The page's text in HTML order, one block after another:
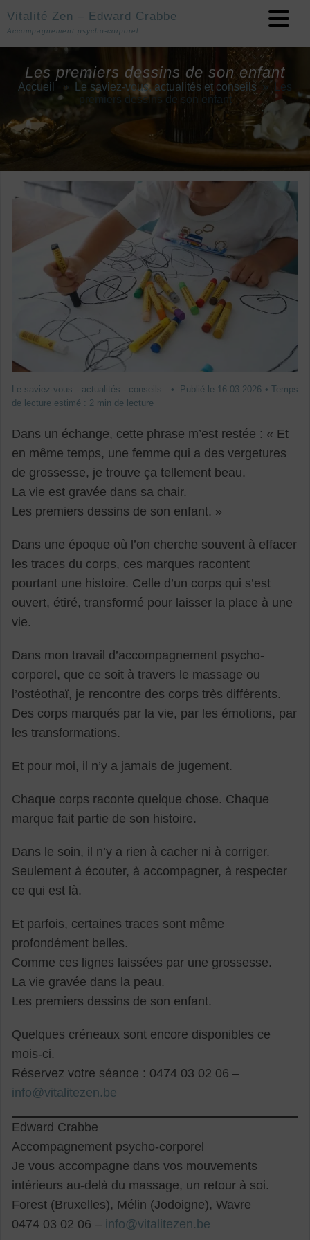
Vitalité Zen – Edward Crabbe
Accompagnement psycho-corporel
Les premiers dessins de son enfant
Accueil » Le saviez-vous, actualités et conseils » Les
premiers dessins de son enfant
Le saviez-vous - actualités - conseils • Publié le 16.03.2026 • Temps
de lecture estimé : 2 min de lecture
Dans un échange, cette phrase m’est restée : « Et
en même temps, une femme qui a des vergetures
de grossesse, je trouve ça tellement beau.
La vie est gravée dans sa chair.
Les premiers dessins de son enfant. »
Dans une époque où l’on cherche souvent à effacer
les traces du corps, ces marques racontent
pourtant une histoire. Celle d’un corps qui s’est
ouvert, étiré, transformé pour laisser la place à une
vie.
Dans mon travail d’accompagnement psycho-
corporel, que ce soit à travers le massage ou
l’ostéothaï, je rencontre des corps très différents.
Des corps marqués par la vie, par les émotions, par
les transformations.
Et pour moi, il n’y a jamais de jugement.
Chaque corps raconte quelque chose. Chaque
marque fait partie de son histoire.
Dans le soin, il n’y a rien à cacher ni à corriger.
Seulement à écouter, à accompagner, à respecter
ce qui est là.
Et parfois, certaines traces sont même
profondément belles.
Comme ces lignes laissées par une grossesse.
La vie gravée dans la peau.
Les premiers dessins de son enfant.
Quelques créneaux sont encore disponibles ce
mois-ci.
Réservez votre séance : 0474 03 02 06 –
info@vitalitezen.be
Edward Crabbe
Accompagnement psycho-corporel
Je vous accompagne dans vos mouvements
intérieurs au-delà du massage, un retour à soi.
Forest (Bruxelles), Mélin (Jodoigne), Wavre
0474 03 02 06 – info@vitalitezen.be